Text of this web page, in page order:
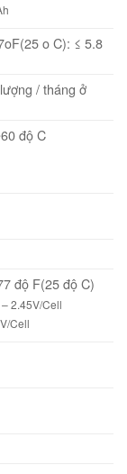
o C): ≤ 5.8
/ tháng ở
độ C
độ F(25 độ C)
2.45V/Cell
Cell